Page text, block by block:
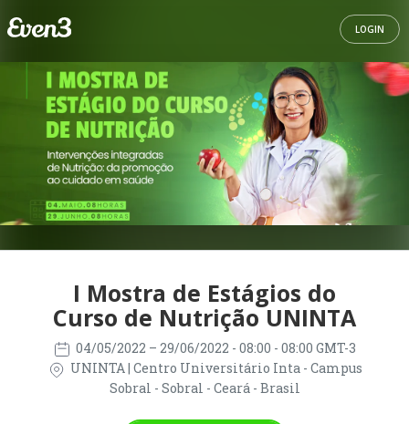
LOGIN
I Mostra de Estágios do
Curso de Nutrição UNINTA
04/05/2022 – 29/06/2022 - 08:00 - 08:00 GMT-3
UNINTA | Centro Universitário Inta - Campus
Sobral - Sobral - Ceará - Brasil